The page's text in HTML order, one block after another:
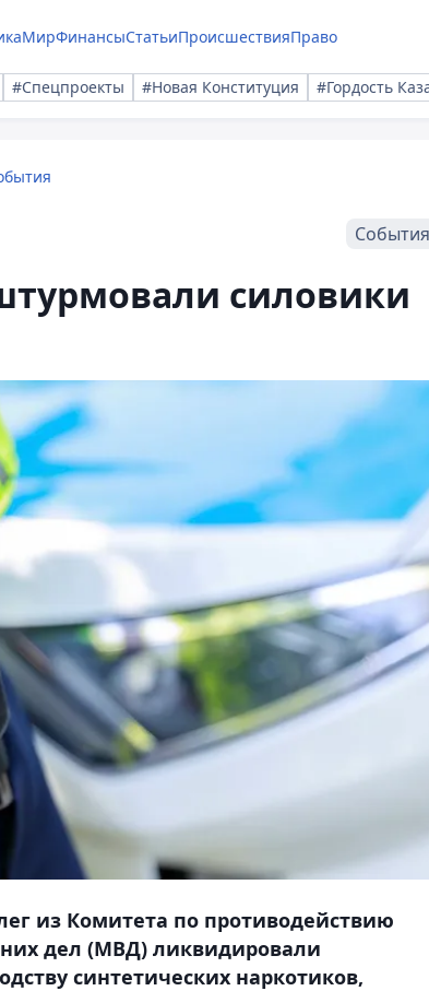
МирФинансыСтатьиПроисшествияПраво
#Спецпроекты #Новая Конституция #Гордость
События
силовики
из Комитета по противодействию
дел (МВД) ликвидировали
синтетических наркотиков,